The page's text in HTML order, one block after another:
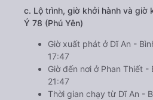
c. Lộ trình, giờ khởi hành và giờ
Ý 78 (Phú Yên)
Giờ xuất phát ở Dĩ An -
17:47
Giờ đến nơi ở Phan Thiết -
21:47
Thời gian chạy từ Dĩ An -